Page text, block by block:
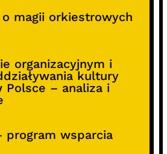
magii orkiestrowych
organizacyjnym i
kultury
Polsce – analiza i
program wsparcia